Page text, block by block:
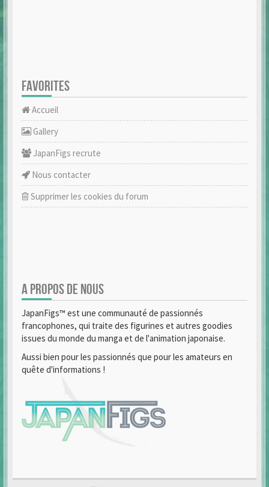
FAVORITES
Accueil
Gallery
JapanFigs recrute
Nous contacter
Supprimer les cookies du forum
A PROPOS DE NOUS
JapanFigs™ est une communauté de passionnés
francophones, qui traite des figurines et autres goodies
issues du monde du manga et de l'animation japonaise.
Aussi bien pour les passionnés que pour les amateurs en
quête d'informations !